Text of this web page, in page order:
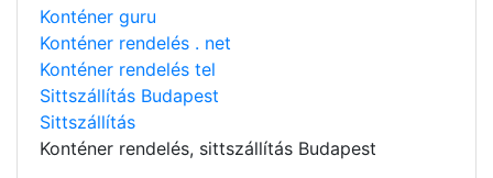
Konténer guru
Konténer rendelés . net
Konténer rendelés tel
Sittszállítás Budapest
Sittszállítás
Konténer rendelés, sittszállítás Budapest